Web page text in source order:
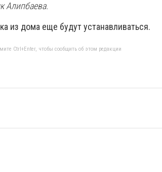
Алипбаева.
из дома еще будут устанавливаться.
Ctrl+Enter, чтобы сообщить об этом редакции